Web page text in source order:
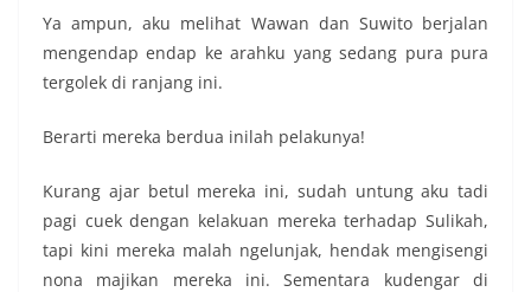
Ya ampun, aku melihat Wawan dan Suwito berjalan
mengendap endap ke arahku yang sedang pura pura
tergolek di ranjang ini.
Berarti mereka berdua inilah pelakunya!
Kurang ajar betul mereka ini, sudah untung aku tadi
pagi cuek dengan kelakuan mereka terhadap Sulikah,
tapi kini mereka malah ngelunjak, hendak mengisengi
nona majikan mereka ini. Sementara kudengar di